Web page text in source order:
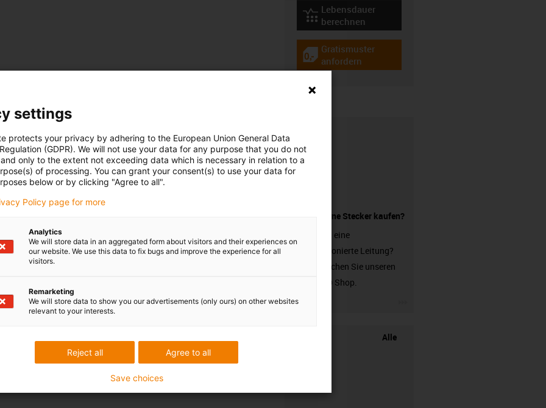
igus-icon-lebensdauerrechner
Lebensdauer
berechnen
igus-icon-gratismuster
Gratismuster
anfordern
Leitung ohne Stecker kaufen?
Sie suchen eine
unkonfektionierte Leitung?
Dann besuchen Sie unseren
chainflex® Shop.
Alle
settings
protects your privacy by adhering to the European Union General Data
(GDPR). We will not use your data for any purpose that you do not
only to the extent not exceeding data which is necessary in relation to a
of processing. You can grant your consent(s) to use your data for
below or by clicking "Agree to all".
Policy page for more
Analytics
We will store data in an aggregated form about visitors and their experiences on
our website. We use this data to fix bugs and improve the experience for all
visitors.
Remarketing
We will store data to show you our advertisements (only ours) on other websites
relevant to your interests.
Agree to all
Reject all
Save choices